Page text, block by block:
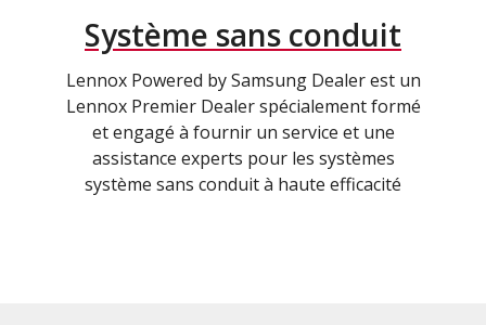
Système sans conduit
Lennox Powered by Samsung Dealer est un
Lennox Premier Dealer spécialement formé
et engagé à fournir un service et une
assistance experts pour les systèmes
système sans conduit à haute efficacité